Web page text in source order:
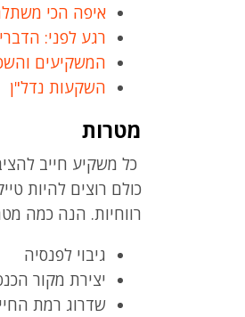
איפה הכי
רגע לפני:
המשקיעים
השקעות נדל"ן
מטרות
כל משקיע חייב
כולם רוצים להיות
רווחיות. הנה כמה
גיבוי לפנסיה
יצירת מקור
שדרוג רמת